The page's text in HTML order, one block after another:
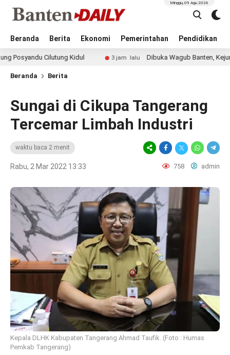
Beranda Berita Ekonomi Pemerintahan Pendidikan
Minggu, 09 Agu 2026
Cilutung Kidul 3 jam lalu Dibuka Wagub Banten, Kejurprov
Beranda Berita
Sungai di Cikupa Tangerang
Tercemar Limbah Industri
waktu baca 2 menit
Rabu, 2 Mar 2022 13:33 758 admin
Kepala DLHK Kabupaten Tangerang Ahmad Taufik. (Foto : Humas
Pemkab Tangerang)